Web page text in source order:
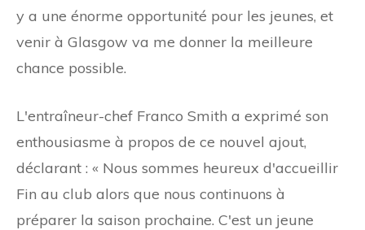
y a une énorme opportunité pour les jeunes, et
venir à Glasgow va me donner la meilleure
chance possible.
L'entraîneur-chef Franco Smith a exprimé son
enthousiasme à propos de ce nouvel ajout,
déclarant : « Nous sommes heureux d'accueillir
Fin au club alors que nous continuons à
préparer la saison prochaine. C'est un jeune